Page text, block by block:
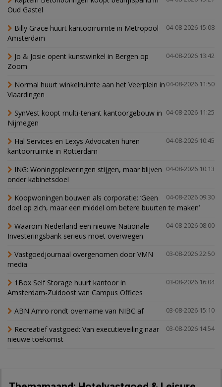
Oud Gastel
04-08-2026 15:08
Billy Grace huurt kantoorruimte in Metropool
Amsterdam
04-08-2026 13:42
Jo & Josie opent kunstwinkel in Bergen op
Zoom
04-08-2026 11:50
Normal huurt winkelruimte aan het Veerplein in
Vlaardingen
04-08-2026 11:25
SynVest koopt multi-tenant kantoorgebouw in
Nijmegen
04-08-2026 10:45
Hal Services en Lexys Advocaten huren
kantoorruimte in Rotterdam
04-08-2026 10:13
ING: Woningopleveringen stijgen, maar blijven
onder kabinetsdoel
04-08-2026 09:30
Koopwoningen bouwen als corporatie: ‘Geen
doel op zich, maar een middel om betere buurten te maken’
04-08-2026 08:00
Waarom Nederland een nieuwe Nationale
Investeringsbank serieus moet overwegen
03-08-2026 22:50
Vastgoedjournaal overgenomen door VMN
media
03-08-2026 16:04
1Box Self Storage huurt kantoor in
Amsterdam-Zuidoost van Campus Offices
03-08-2026 15:10
ABN Amro rondt overname van NIBC af
03-08-2026 14:54
Recreatief vastgoed: Van executieveiling naar
nieuwe toekomst